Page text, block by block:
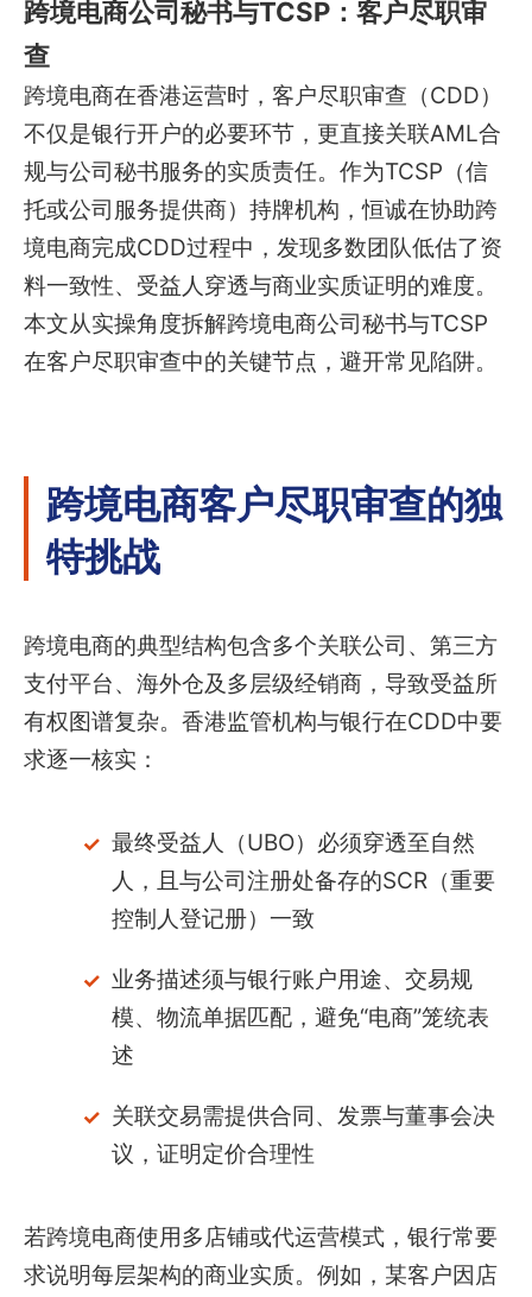
跨境电商公司秘书与TCSP：客户尽职审
查
跨境电商在香港运营时，客户尽职审查（CDD）
不仅是银行开户的必要环节，更直接关联AML合
规与公司秘书服务的实质责任。作为TCSP（信
托或公司服务提供商）持牌机构，恒诚在协助跨
境电商完成CDD过程中，发现多数团队低估了资
料一致性、受益人穿透与商业实质证明的难度。
本文从实操角度拆解跨境电商公司秘书与TCSP
在客户尽职审查中的关键节点，避开常见陷阱。
跨境电商客户尽职审查的独
特挑战
跨境电商的典型结构包含多个关联公司、第三方
支付平台、海外仓及多层级经销商，导致受益所
有权图谱复杂。香港监管机构与银行在CDD中要
求逐一核实：
最终受益人（UBO）必须穿透至自然
人，且与公司注册处备存的SCR（重要
控制人登记册）一致
业务描述须与银行账户用途、交易规
模、物流单据匹配，避免“电商”笼统表
述
关联交易需提供合同、发票与董事会决
议，证明定价合理性
若跨境电商使用多店铺或代运营模式，银行常要
求说明每层架构的商业实质。例如，某客户因店